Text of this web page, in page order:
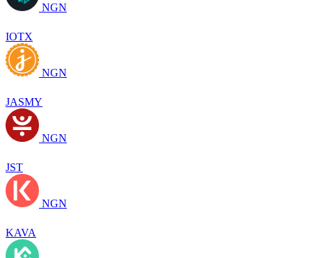
NGN
IOTX
NGN
JASMY
NGN
JST
NGN
KAVA